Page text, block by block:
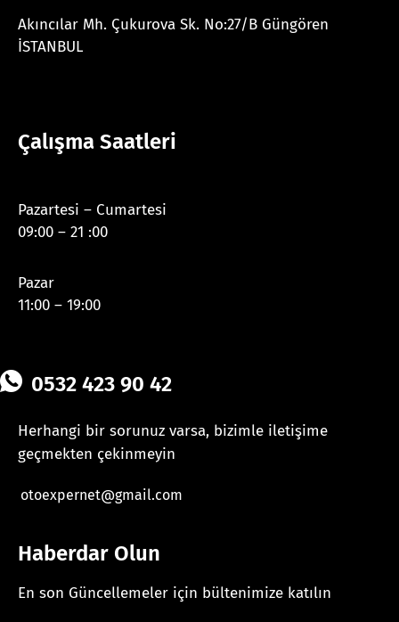
Akıncılar Mh. Çukurova Sk. No:27/B Güngören
İSTANBUL
Çalışma Saatleri
Pazartesi – Cumartesi
09:00 – 21 :00
Pazar
11:00 – 19:00
0532 423 90 42
Herhangi bir sorunuz varsa, bizimle iletişime
geçmekten çekinmeyin
otoexpernet@gmail.com
Haberdar Olun
En son Güncellemeler için bültenimize katılın